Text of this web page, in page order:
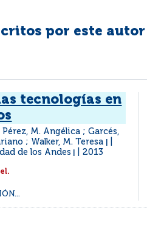
por este autor
tecnologías en
M. Angélica ; Garcés,
; Walker, M. Teresa
de los Andes 2013